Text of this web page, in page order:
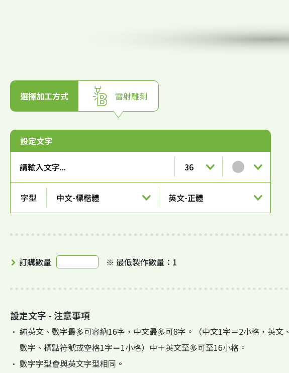
選擇加工方式 雷射雕刻
設定文字
36 銀
字型 中文-標楷體 英文-正體
訂購數量 ※ 最低製作數量：1
設定文字 - 注意事項
• 純英文、數字最多可容納16字，中文最多可8字。（中文1字＝2小格，英文、
數字、標點符號或空格1字＝1小格）中＋英文至多可至16小格。
• 數字字型會與英文字型相同。